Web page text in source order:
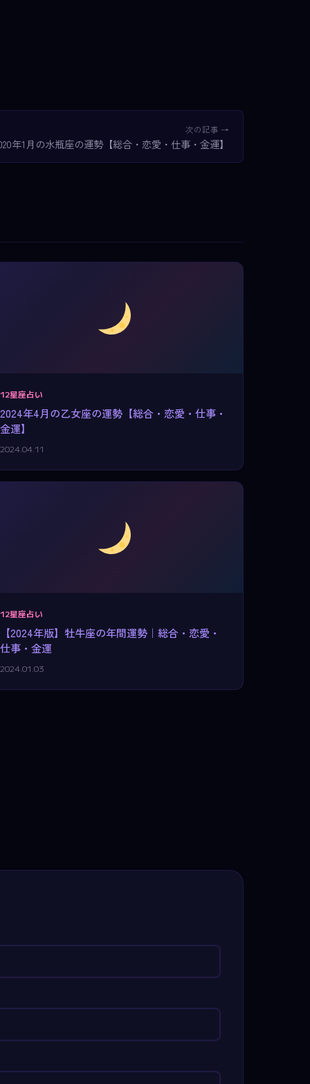
次の記事 →
年1月の水瓶座の運勢【総合・恋愛・仕事・金運】
12星座占い
2024年4月の乙女座の運勢【総合・恋愛・仕事・
金運】
2024.04.11
12星座占い
【2024年版】牡牛座の年間運勢｜総合・恋愛・
仕事・金運
2024.01.03